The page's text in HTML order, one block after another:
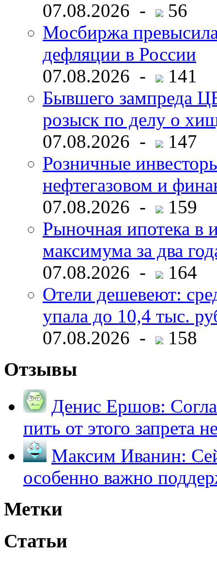
07.08.2026 -
56
Мосбиржа
дефляции в России
07.08.2026 -
141
Бывшего зампреда
розыск по делу о
07.08.2026 -
147
Розничные
нефтегазовом и
07.08.2026 -
159
Рыночная ипотека в
максимума за два
07.08.2026 -
164
Отели дешевеют:
упала до 10,4 тыс.
07.08.2026 -
158
Отзывы
Денис Ершов:
пить от этого запрета
Максим Иванин:
особенно важно
Метки
Статьи